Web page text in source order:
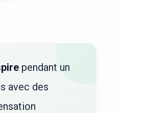
pendant un
avec des